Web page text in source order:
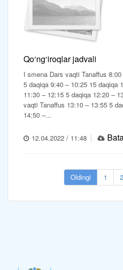
Qo‘ng‘iroqlar jadvali
I smena Dars vaqti Tanaffus
5 daqiqa 9:40 – 10:25 15 daqiqa
11:30 – 12:15 5 daqiqa 12:20 –
vaqti Tanaffus 13:10 – 13:55 5
14:50 –...
12.04.2022 / 11:48
Oldingi 1 2